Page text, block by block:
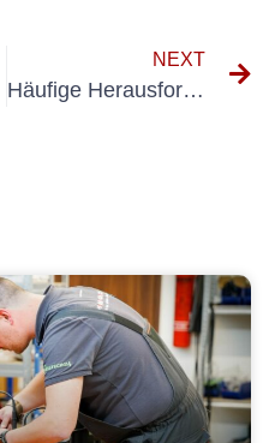
NEXT
Häufige Herausforderungen bei der Maschinenprüfung nach VDE 0113 und wie man sie meistert